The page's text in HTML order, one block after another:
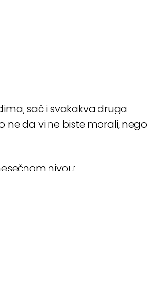
sač i svakakva druga
ne da vi ne biste morali, nego
nivou: